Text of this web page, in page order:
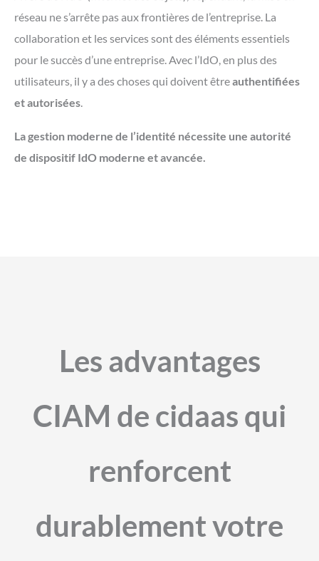
réseau ne s’arrête pas aux frontières de l’entreprise. La
collaboration et les services sont des éléments essentiels
pour le succès d’une entreprise. Avec l’IdO, en plus des
utilisateurs, il y a des choses qui doivent êtreauthentifiées
et autorisées.
La gestion moderne de l’identité nécessite une autorité
de dispositif IdO moderne et avancée.
Les advantages
CIAM de cidaas qui
renforcent
durablement votre